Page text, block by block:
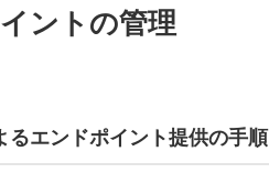
ントの管理
エンドポイント提供の手順